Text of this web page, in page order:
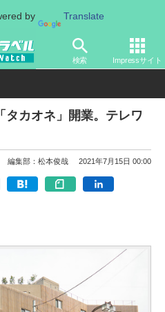
by Translate
検索 Impressサイト
行 東京
タカオネ」開業。テレワ
編集部：松本俊哉 2021年7月15日 00:00